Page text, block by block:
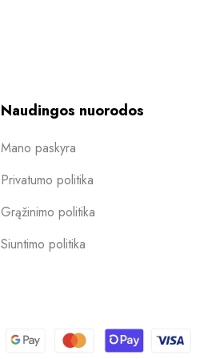
Naudingos nuorodos
Mano paskyra
Privatumo politika
Grąžinimo politika
Siuntimo politika